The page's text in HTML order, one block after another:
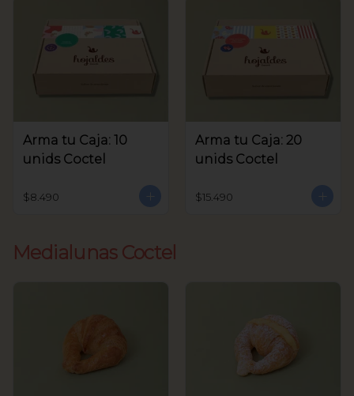
Arma tu Caja: 10
unids Coctel
$8.490
Arma tu Caja: 20
unids Coctel
$15.490
Medialunas Coctel